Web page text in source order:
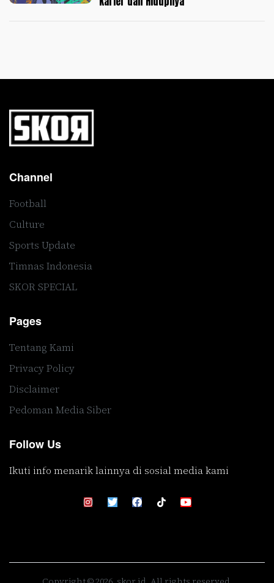
Channel
Football
Culture
Sports Update
Timnas Indonesia
SKOR SPECIAL
Pages
Tentang Kami
Privacy Policy
Disclaimer
Pedoman Media Siber
Follow Us
Ikuti info menarik lainnya di sosial media kami